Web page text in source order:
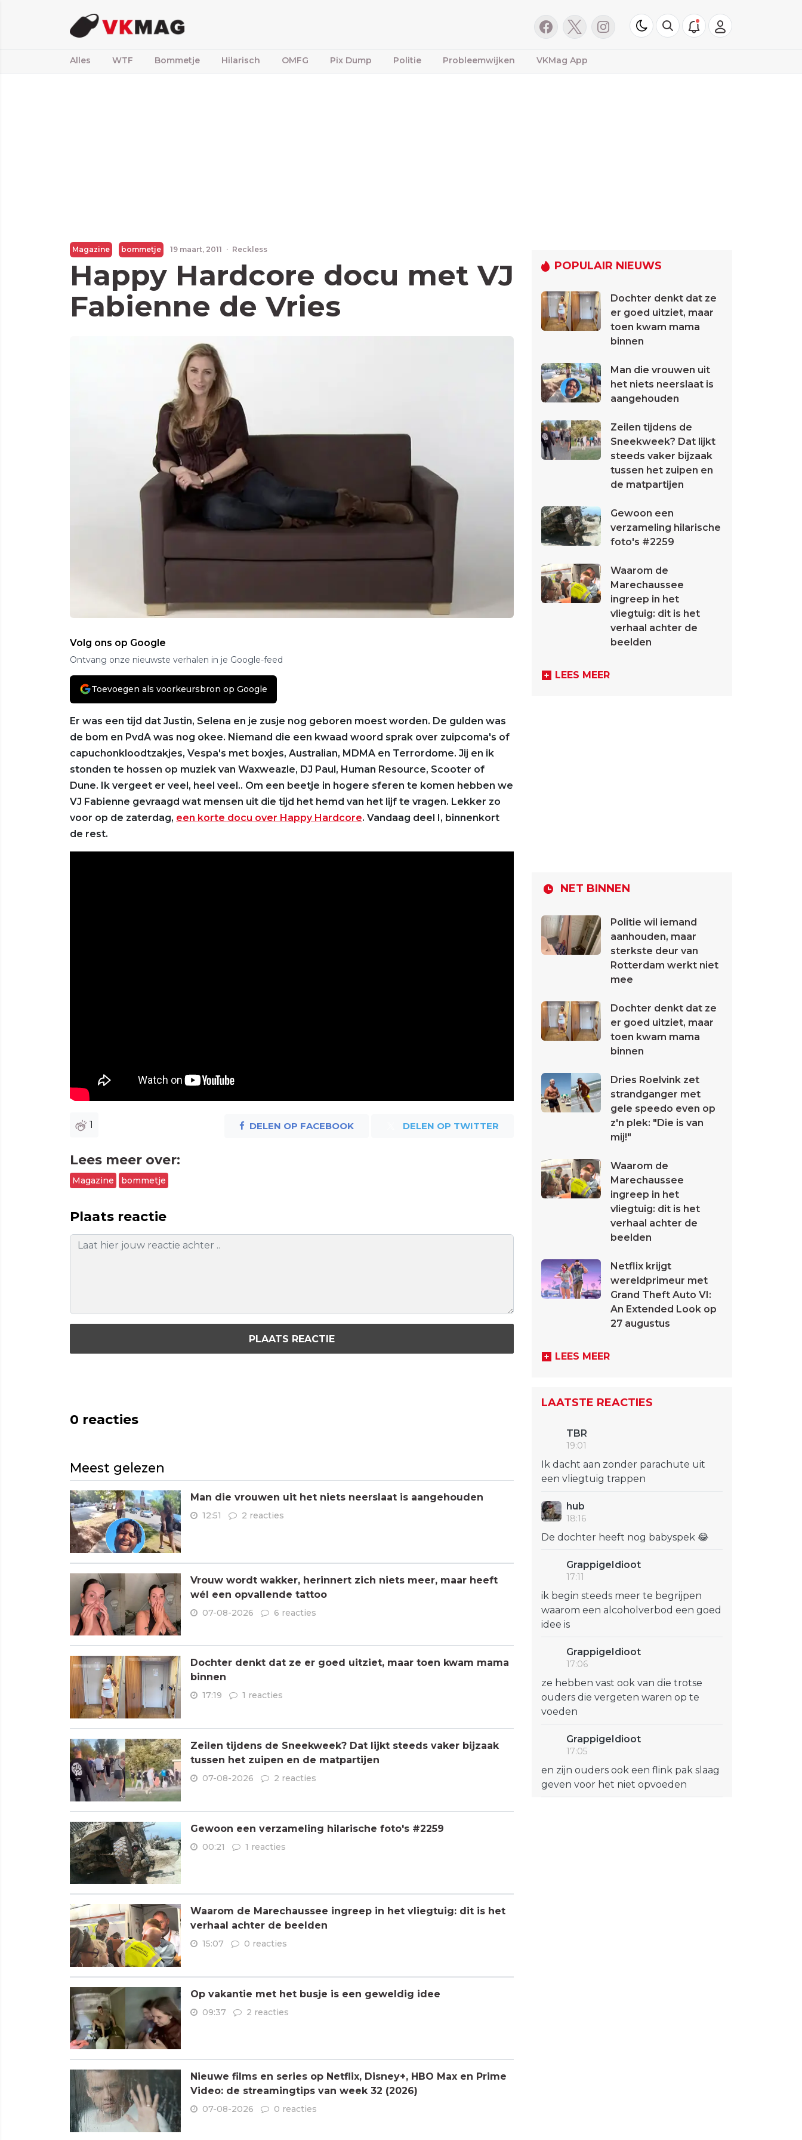
Alles WTF Bommetje Hilarisch OMFG Pix Dump Politie Probleemwijken VKMag App
Magazine bommetje 19 maart, 2011 · Reckless
Happy Hardcore docu met VJ
Fabienne de Vries
Volg ons op Google
Ontvang onze nieuwste verhalen in je Google-feed
Toevoegen als voorkeursbron op Google
Er was een tijd dat Justin, Selena en je zusje nog geboren moest worden. De gulden was
de bom en PvdA was nog okee. Niemand die een kwaad woord sprak over zuipcoma's of
capuchonkloodtzakjes, Vespa's met boxjes, Australian, MDMA en Terrordome. Jij en ik
stonden te hossen op muziek van Waxweazle, DJ Paul, Human Resource, Scooter of
Dune. Ik vergeet er veel, heel veel.. Om een beetje in hogere sferen te komen hebben we
VJ Fabienne gevraagd wat mensen uit die tijd het hemd van het lijf te vragen. Lekker zo
voor op de zaterdag, een korte docu over Happy Hardcore. Vandaag deel I, binnenkort
de rest.
1 DELEN OP FACEBOOK DELEN OP TWITTER
Lees meer over:
Magazine bommetje
Plaats reactie
PLAATS REACTIE
0 reacties
Meest gelezen
Man die vrouwen uit het niets neerslaat is aangehouden
12:51 2 reacties
Vrouw wordt wakker, herinnert zich niets meer, maar heeft
wél een opvallende tattoo
07-08-2026 6 reacties
Dochter denkt dat ze er goed uitziet, maar toen kwam mama
binnen
17:19 1 reacties
Zeilen tijdens de Sneekweek? Dat lijkt steeds vaker bijzaak
tussen het zuipen en de matpartijen
07-08-2026 2 reacties
Gewoon een verzameling hilarische foto's #2259
00:21 1 reacties
Waarom de Marechaussee ingreep in het vliegtuig: dit is het
verhaal achter de beelden
15:07 0 reacties
Op vakantie met het busje is een geweldig idee
09:37 2 reacties
Nieuwe films en series op Netflix, Disney+, HBO Max en Prime
Video: de streamingtips van week 32 (2026)
07-08-2026 0 reacties
POPULAIR NIEUWS
Dochter denkt dat ze
er goed uitziet, maar
toen kwam mama
binnen
Man die vrouwen uit
het niets neerslaat is
aangehouden
Zeilen tijdens de
Sneekweek? Dat lijkt
steeds vaker bijzaak
tussen het zuipen en
de matpartijen
Gewoon een
verzameling hilarische
foto's #2259
Waarom de
Marechaussee
ingreep in het
vliegtuig: dit is het
verhaal achter de
beelden
LEES MEER
NET BINNEN
Politie wil iemand
aanhouden, maar
sterkste deur van
Rotterdam werkt niet
mee
Dochter denkt dat ze
er goed uitziet, maar
toen kwam mama
binnen
Dries Roelvink zet
strandganger met
gele speedo even op
z'n plek: "Die is van
mij!"
Waarom de
Marechaussee
ingreep in het
vliegtuig: dit is het
verhaal achter de
beelden
Netflix krijgt
wereldprimeur met
Grand Theft Auto VI:
An Extended Look op
27 augustus
LEES MEER
LAATSTE REACTIES
TBR
19:01
Ik dacht aan zonder parachute uit
een vliegtuig trappen
hub
18:16
De dochter heeft nog babyspek 😂
GrappigeIdioot
17:11
ik begin steeds meer te begrijpen
waarom een alcoholverbod een goed
idee is
GrappigeIdioot
17:06
ze hebben vast ook van die trotse
ouders die vergeten waren op te
voeden
GrappigeIdioot
17:05
en zijn ouders ook een flink pak slaag
geven voor het niet opvoeden